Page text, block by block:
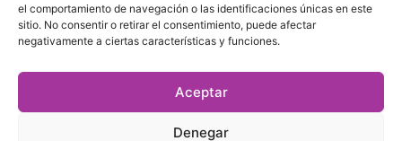
el comportamiento de navegación o las identificaciones únicas en este
sitio. No consentir o retirar el consentimiento, puede afectar
negativamente a ciertas características y funciones.
Aceptar
Denegar
En Marketin.es encontrarás la más actualizada y veraz
información sobre el mundo del marketing; consejos
SÍGUENOS